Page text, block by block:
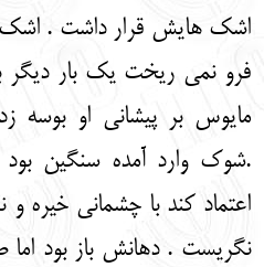
اشک هایش قرار داشت . اشک
فرو نمی ریخت یک بار دیگر
مایوس بر پیشانی او
.شوک وارد آمده سنگین
اعتماد کند با چشمانی خیره
نگریست . دهانش باز بود